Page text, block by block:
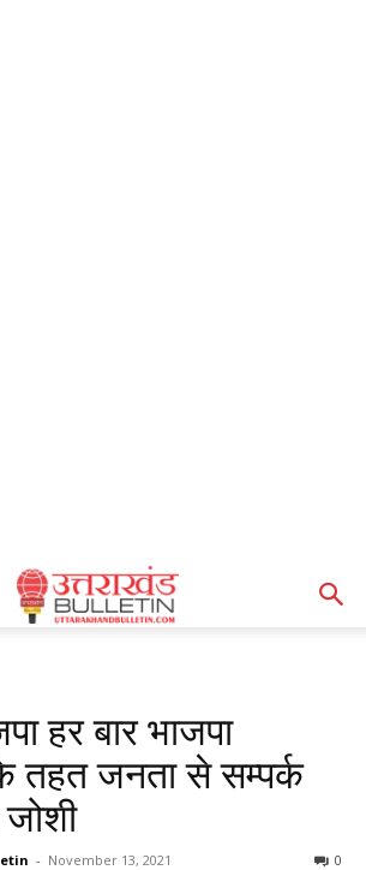
हर बार भाजपा
तहत जनता से सम्पर्क
- November 13, 2021 0